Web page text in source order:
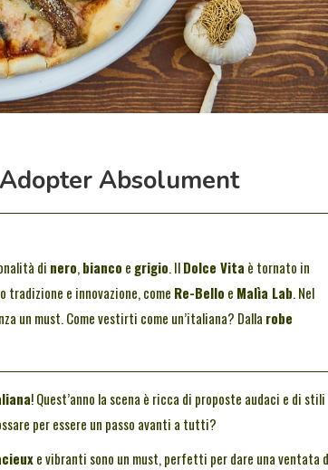
Absolument
di nero,bianco e grigio. IlDolce Vita è tornato in
tradizione e innovazione, come Re-Bello e Malìa Lab. Nel
un must. Come vestirti come un’italiana? Dalla robe
! Quest’anno la scena è ricca di proposte audaci e di stili
per essere un passo avanti a tutti?
e vibranti sono un must, perfetti per dare una ventata